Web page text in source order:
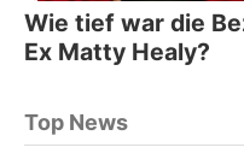
Wie tief war die
Ex Matty Healy?
Top News